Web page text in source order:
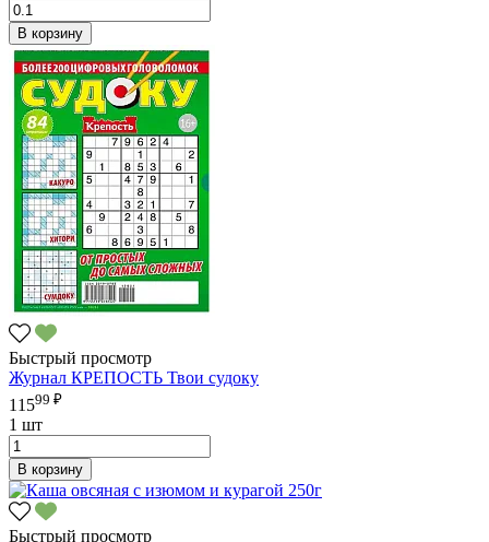
В корзину
Быстрый просмотр
Журнал КРЕПОСТЬ Твои судоку
11599 ₽
1 шт
В корзину
Быстрый просмотр